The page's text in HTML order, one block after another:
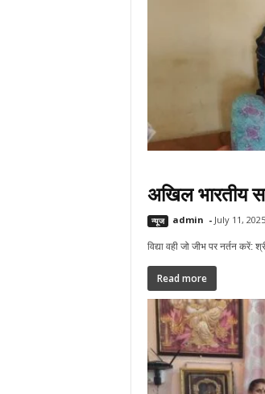
अखिल भारतीय
न्यूज admin - July 11, 2025
विद्या वही जो जीभ पर नर्तन
Read more